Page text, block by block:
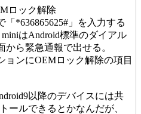
ロック解除
*636865625#」を入力する
はAndroid標準のダイアル
から緊急通報で出せる。
ョンにOEMロック解除の項目
以降のデバイスには共
ールできるとかなんだが、